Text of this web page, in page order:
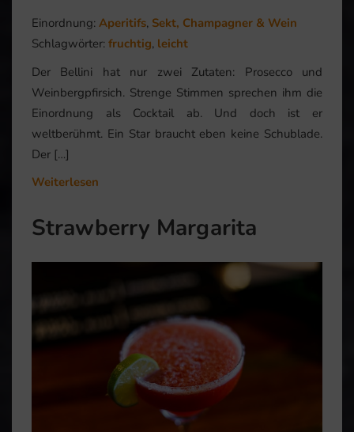
Einordnung: Aperitifs, Sekt, Champagner & Wein
Schlagwörter: fruchtig, leicht
Der Bellini hat nur zwei Zutaten: Prosecco und
Weinbergpfirsich. Strenge Stimmen sprechen ihm die
Einordnung als Cocktail ab. Und doch ist er
weltberühmt. Ein Star braucht eben keine Schublade.
Der […]
Weiterlesen
Strawberry Margarita